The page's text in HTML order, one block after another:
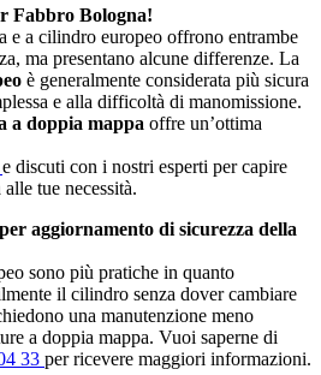
Fabbro Bologna!
e a cilindro europeo offrono entrambe
ma presentano alcune differenze. La
è generalmente considerata più sicura
e alla difficoltà di manomissione.
a doppia mappa offre un’ottima
e discuti con i nostri esperti per capire
tue necessità.
aggiornamento di sicurezza della
sono più pratiche in quanto
il cilindro senza dover cambiare
una manutenzione meno
a doppia mappa. Vuoi saperne di
33 per ricevere maggiori informazioni.